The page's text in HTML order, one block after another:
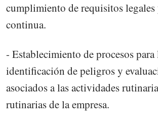
cumplimiento de requisitos
continua.
- Establecimiento de procesos para
identificación de peligros y
asociados a las actividades
rutinarias de la empresa.